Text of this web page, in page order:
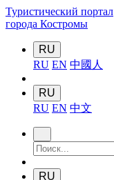
Туристический портал
города Костромы
RU
RU EN 中國人
RU
RU EN 中文
RU